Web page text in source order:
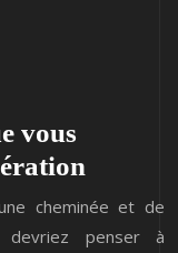
vous
cheminée et de
devriez penser à